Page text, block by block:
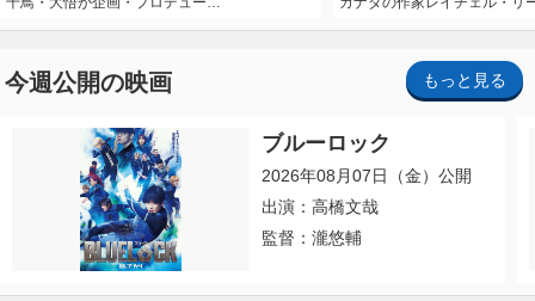
今週公開の映画 もっと見る
ブルーロック
2026年08月07日（金）公開
出演：高橋文哉
監督：瀧悠輔